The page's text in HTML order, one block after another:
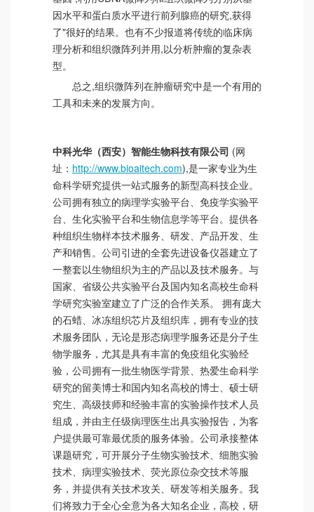
因水平和蛋白质水平进行前列腺癌的研究,获得
了"很好的结果。也有不少报道将传统的临床病
理分析和组织微阵列并用,以分析肿瘤的复杂表
型。
总之,组织微阵列在肿瘤研究中是一个有用的
工具和未来的发展方向。
中科光华（西安）智能生物科技有限公司 (网
址： http://www.bioaitech.com),是一家专业为生
命科学研究提供一站式服务的新型高科技企业。
公司拥有独立的病理学实验平台、免疫学实验平
台、生化实验平台和生物信息学等平台。提供各
种组织生物样本技术服务、研发、产品开发、生
产和销售。公司引进的全套先进设备仪器建立了
一整套以生物组织为主的产品以及技术服务。与
国家、省级公共实验平台及国内知名高校生命科
学研究实验室建立了广泛的合作关系。 拥有庞大
的石蜡、冰冻组织芯片及组织库，拥有专业的技
术服务团队，无论是形态病理学服务还是分子生
物学服务，尤其是具有丰富的免疫组化实验经
验，公司拥有一批生物医学背景、热爱生命科学
研究的留美博士和国内知名高校的博士、硕士研
究生、高级技师和经验丰富的实验操作技术人员
组成，并由主任级病理医生出具实验报告，为客
户提供最可靠最优质的服务体验。公司承接整体
课题研究，可开展分子生物实验技术、细胞实验
技术、病理实验技术、荧光原位杂交技术等服
务，并提供有关技术攻关、研发等相关服务。我
们将致力于全心全意为各大知名企业，高校，研